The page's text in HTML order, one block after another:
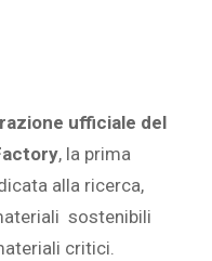
ufficiale del
, la prima
alla ricerca,
sostenibili
critici.